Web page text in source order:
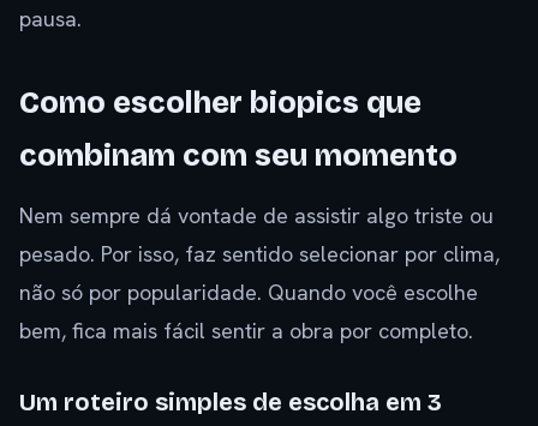
pausa.
Como escolher biopics que
combinam com seu momento
Nem sempre dá vontade de assistir algo triste ou
pesado. Por isso, faz sentido selecionar por clima,
não só por popularidade. Quando você escolhe
bem, fica mais fácil sentir a obra por completo.
Um roteiro simples de escolha em 3